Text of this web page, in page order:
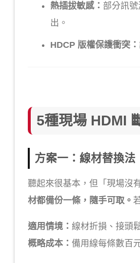
熱插拔敏感： 部分訊
出。
HDCP 版權保護衝突：
5種現場 HDMI
方案一：線材替換法
聽起來很基本，但「現場沒
材都備份一條，隨手可取。
適用情境： 線材折損、接頭
概略成本： 備用線每條數百